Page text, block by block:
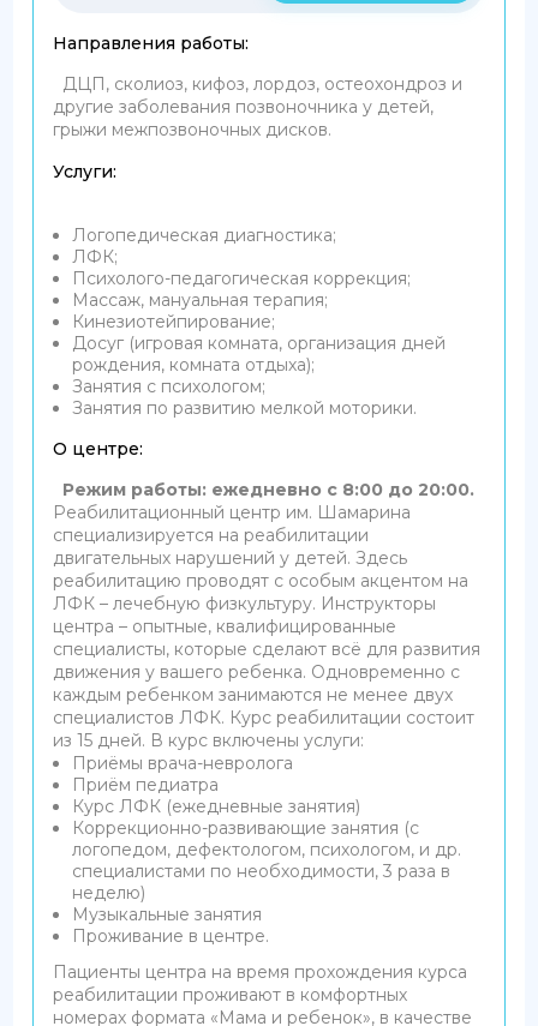
Направления работы:
ДЦП, сколиоз, кифоз, лордоз, остеохондроз и
другие заболевания позвоночника у детей,
грыжи межпозвоночных дисков.
Услуги:
Логопедическая диагностика;
ЛФК;
Психолого-педагогическая коррекция;
Массаж, мануальная терапия;
Кинезиотейпирование;
Досуг (игровая комната, организация дней
рождения, комната отдыха);
Занятия с психологом;
Занятия по развитию мелкой моторики.
О центре:
Режим работы: ежедневно с 8:00 до 20:00.
Реабилитационный центр им. Шамарина
специализируется на реабилитации
двигательных нарушений у детей. Здесь
реабилитацию проводят с особым акцентом на
ЛФК – лечебную физкультуру. Инструкторы
центра – опытные, квалифицированные
специалисты, которые сделают всё для развития
движения у вашего ребенка. Одновременно с
каждым ребенком занимаются не менее двух
специалистов ЛФК. Курс реабилитации состоит
из 15 дней. В курс включены услуги:
Приёмы врача-невролога
Приём педиатра
Курс ЛФК (ежедневные занятия)
Коррекционно-развивающие занятия (с
логопедом, дефектологом, психологом, и др.
специалистами по необходимости, 3 раза в
неделю)
Музыкальные занятия
Проживание в центре.
Пациенты центра на время прохождения курса
реабилитации проживают в комфортных
номерах формата «Мама и ребенок», в качестве